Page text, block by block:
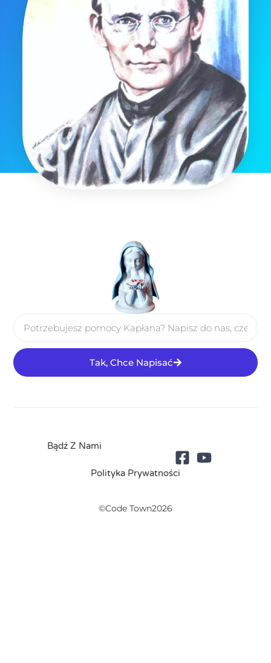
Tak, Chce Napisać
Bądź Z Nami
Polityka Prywatności
©Code Town2026